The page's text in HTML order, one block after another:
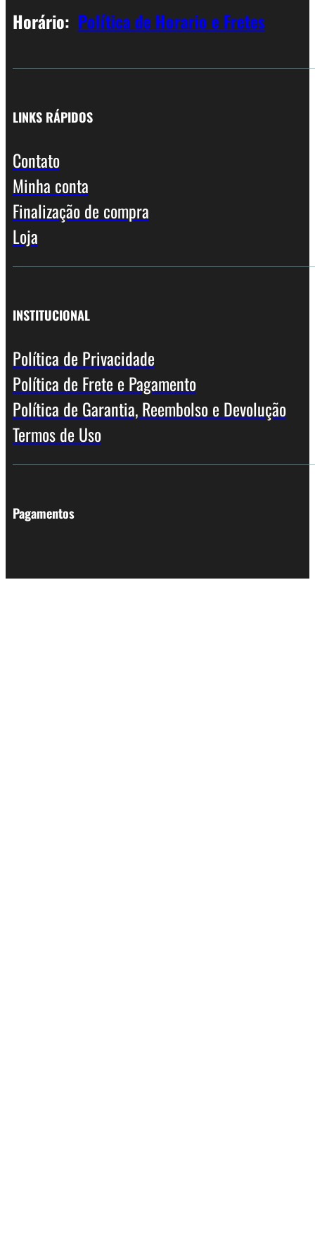
Horário: Política de Horario e Fretes
LINKS RÁPIDOS
Contato
Minha conta
Finalização de compra
Loja
INSTITUCIONAL
Política de Privacidade
Política de Frete e Pagamento
Política de Garantia, Reembolso e Devolução
Termos de Uso
Pagamentos